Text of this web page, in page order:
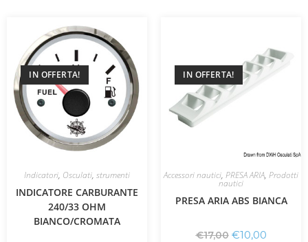
IN OFFERTA!
Indicatori, Osculati, strumenti
INDICATORE CARBURANTE
240/33 OHM
BIANCO/CROMATA
IN OFFERTA!
Accessori nautici, PRESA ARIA, Prodotti
nautici
PRESA ARIA ABS BIANCA
€17,00 €10,00